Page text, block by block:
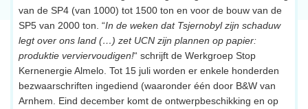
van de SP4 (van 1000) tot 1500 ton en voor de bouw van de
SP5 van 2000 ton. “In de weken dat Tsjernobyl zijn schaduw
legt over ons land (…) zet UCN zijn plannen op papier:
produktie verviervoudigen!“ schrijft de Werkgroep Stop
Kernenergie Almelo. Tot 15 juli worden er enkele honderden
bezwaarschriften ingediend (waaronder één door B&W van
Arnhem. Eind december komt de ontwerpbeschikking en op